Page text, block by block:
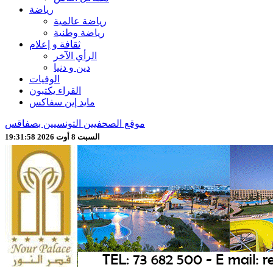
رياضة
رياضة عالمية
رياضة وطنية
ثقافة و إعلام
الرأي الآخر
دين و دنيا
الوفيات
القراء يكتبون
مايد إين سفاكس
موقع الصحفيين التونسيين بصفاقس
السبت 8 أوت 2026 19:32:01